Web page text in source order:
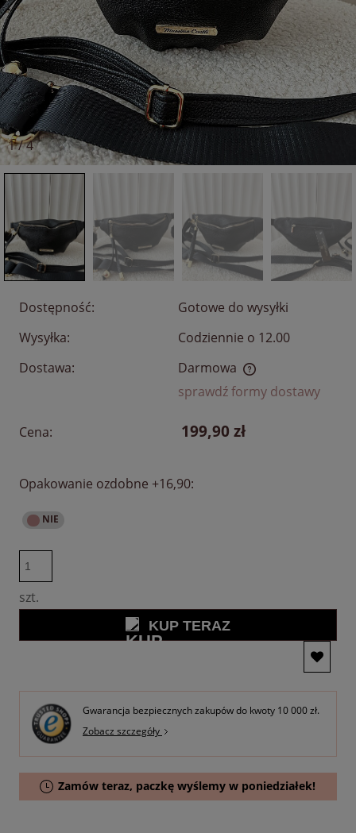
1/4
Dostępność:
Gotowe do wysyłki
Wysyłka:
Codziennie o 12.00
Dostawa:
Darmowa
Cena nie zawiera ewentualnych kosztów płatności
sprawdź formy dostawy
Cena: 199,90 zł
Opakowanie ozdobne +16,90:
szt.
KUP TERAZ
Gwarancja bezpiecznych zakupów do kwoty 10 000 zł.
Zobacz szczegóły
Zamów teraz, paczkę wyślemy w poniedziałek!